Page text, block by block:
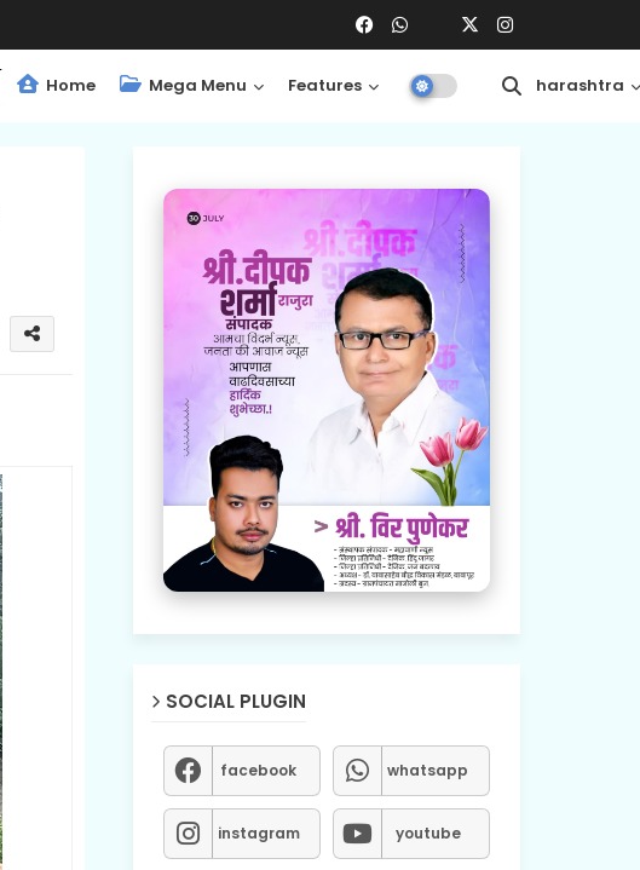
Home Mega Menu Features Central Maharashtra
SOCIAL PLUGIN
facebook whatsapp
instagram youtube